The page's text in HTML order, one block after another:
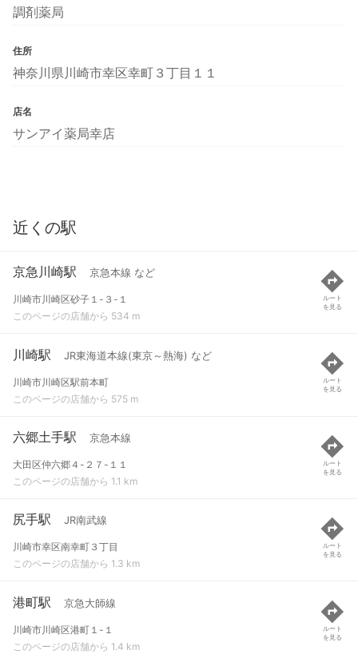
調剤薬局
住所
神奈川県川崎市幸区幸町３丁目１１
店名
サンアイ薬局幸店
近くの駅
京急川崎駅 京急本線 など
川崎市川崎区砂子１-３-１
このページの店舗から 534 m
ルート
を見る
川崎駅 JR東海道本線(東京～熱海) など
川崎市川崎区駅前本町
このページの店舗から 575 m
ルート
を見る
六郷土手駅 京急本線
大田区仲六郷４-２７-１１
このページの店舗から 1.1 km
ルート
を見る
尻手駅 JR南武線
川崎市幸区南幸町３丁目
このページの店舗から 1.3 km
ルート
を見る
港町駅 京急大師線
川崎市川崎区港町１-１
このページの店舗から 1.4 km
ルート
を見る